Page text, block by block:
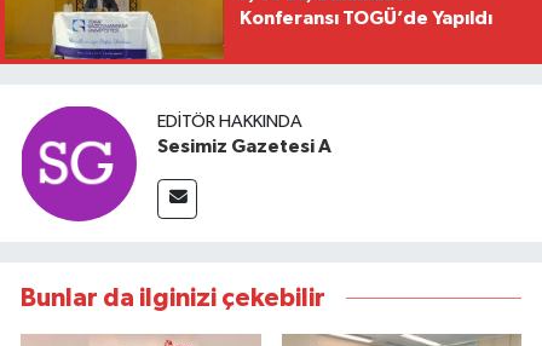
Konferansı TOGÜ’de Yapıldı
EDITÖR HAKKINDA
Sesimiz Gazetesi A
Bunlar da ilginizi çekebilir